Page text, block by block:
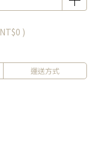
NT$0 )
運送方式